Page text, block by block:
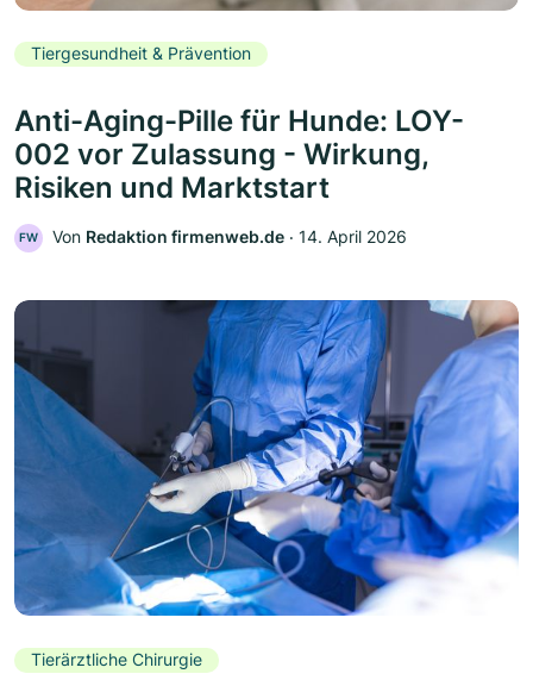
Tiergesundheit & Prävention
Anti-Aging-Pille für Hunde: LOY-
002 vor Zulassung - Wirkung,
Risiken und Marktstart
FW Von Redaktion firmenweb.de ‧ 14. April 2026
Tierärztliche Chirurgie